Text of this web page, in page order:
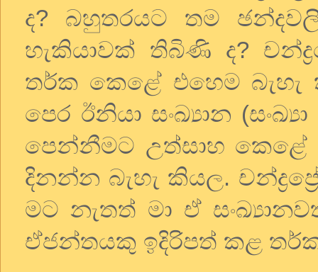
ද? බහුතරයට තම
හැකියාවක් තිබිණි ද?
තර්ක කෙළේ එහෙම
පෙර ඊනියා සංඛ්‍යාන
පෙන්නීමට උත්සාහ
දිනන්න බැහැ කියල.
මට නැතත් මා ඒ
ඒජන්තයකු ඉදිරිපත් කළ